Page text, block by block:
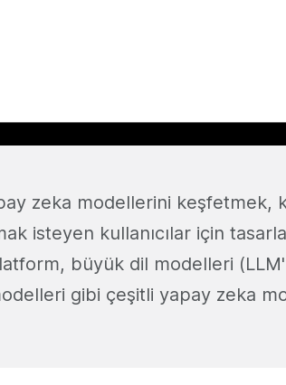
zeka modellerini keşfetmek,
isteyen kullanıcılar için
Platform, büyük dil modelleri
gibi çeşitli yapay zeka